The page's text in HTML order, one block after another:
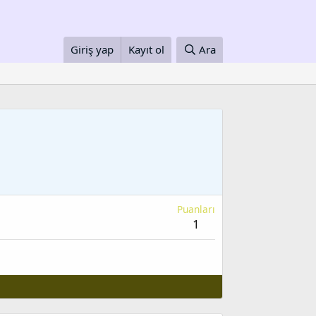
Giriş yap Kayıt ol Ara
Puanları
1